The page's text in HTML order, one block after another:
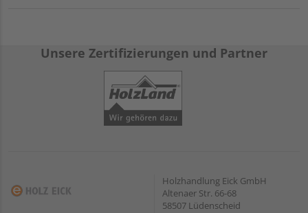
Unsere Zertifizierungen und Partner
Holzhandlung Eick GmbH
Altenaer Str. 66-68
58507 Lüdenscheid